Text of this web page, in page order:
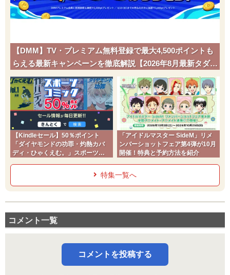
【DMM】TV・プレミアム無料登録で最大4,500ポイントも
らえる最新キャンペーンを徹底解説【2026年8月最新タダポ
チ】
【Kindleセール】50％ポイント
「ダイヤモンドの功罪・灼熱カバ
ディ・ひゃくえむ。」スポーツコ
「アイドルマスター SideM」リメ
ンバーショットフェア第4弾が10月
開催！特典と予約方法を紹介
特集一覧へ
コメント一覧
コメントを投稿する